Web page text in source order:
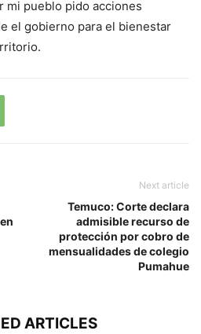
mi pueblo pido acciones
el gobierno para el bienestar
Next article
Temuco: Corte declara
admisible recurso de
protección por cobro de
mensualidades de colegio
Pumahue
ARTICLES